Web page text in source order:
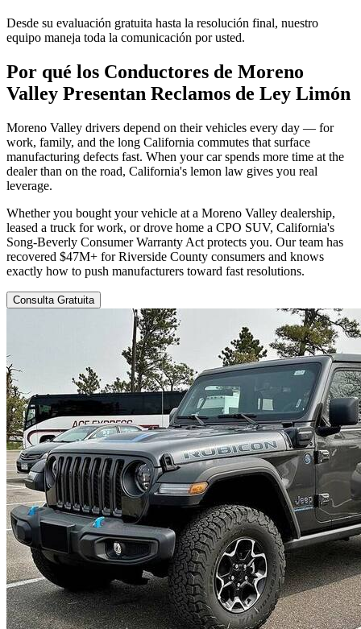
Desde su evaluación gratuita hasta la resolución final, nuestro
equipo maneja toda la comunicación por usted.
Por qué los Conductores de Moreno
Valley Presentan Reclamos de Ley Limón
Moreno Valley drivers depend on their vehicles every day — for
work, family, and the long California commutes that surface
manufacturing defects fast. When your car spends more time at the
dealer than on the road, California's lemon law gives you real
leverage.
Whether you bought your vehicle at a Moreno Valley dealership,
leased a truck for work, or drove home a CPO SUV, California's
Song-Beverly Consumer Warranty Act protects you. Our team has
recovered $47M+ for Riverside County consumers and knows
exactly how to push manufacturers toward fast resolutions.
Consulta Gratuita